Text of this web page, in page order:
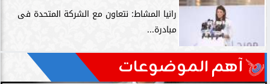
رانيا المشاط: نتعاون مع الشركة المتحدة فى
مبادرة...
آهم الموضوعات